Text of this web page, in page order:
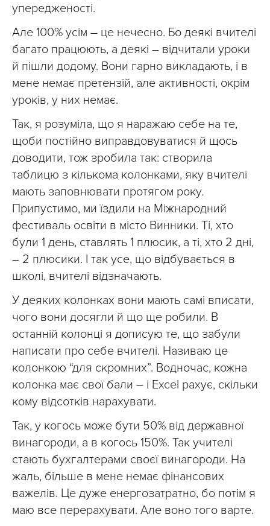
упередженості.
Але 100% усім – це нечесно. Бо деякі вчителі
багато працюють, а деякі – відчитали уроки
й пішли додому. Вони гарно викладають, і в
мене немає претензій, але активності, окрім
уроків, у них немає.
Так, я розуміла, що я наражаю себе на те,
щоби постійно виправдовуватися й щось
доводити, тож зробила так: створила
таблицю з кількома колонками, яку вчителі
мають заповнювати протягом року.
Припустимо, ми їздили на Міжнародний
фестиваль освіти в місто Винники. Ті, хто
були 1 день, ставлять 1 плюсик, а ті, хто 2 дні,
– 2 плюсики. І так усе, що відбувається в
школі, вчителі відзначають.
У деяких колонках вони мають самі вписати,
чого вони досягли й що ще робили. В
останній колонці я дописую те, що забули
написати про себе вчителі. Називаю це
колонкою “для скромних”. Водночас, кожна
колонка має свої бали – і Excel рахує, скільки
кому відсотків нарахувати.
Так, у когось може бути 50% від державної
винагороди, а в когось 150%. Так учителі
стають бухгалтерами своєї винагороди. На
жаль, більше в мене немає фінансових
важелів. Це дуже енергозатратно, бо потім я
маю все перерахувати. Але воно того варте.